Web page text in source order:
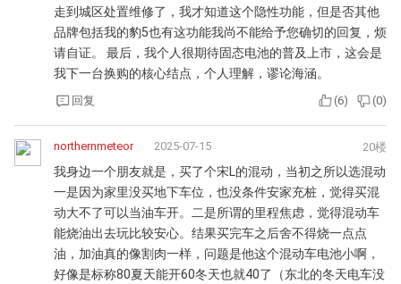
走到城区处置维修了，我才知道这个隐性功能，但是否其他
品牌包括我的豹5也有这功能我尚不能给予您确切的回复，烦
请自证。 最后，我个人很期待固态电池的普及上市，这会是
我下一台换购的核心结点，个人理解，谬论海涵。
回复 (6) (0)
northernmeteor 2025-07-15 20楼
我身边一个朋友就是，买了个宋L的混动，当初之所以选混动
一是因为家里没买地下车位，也没条件安家充桩，觉得买混
动大不了可以当油车开。二是所谓的里程焦虑，觉得混动车
能烧油出去玩比较安心。结果买完车之后舍不得烧一点点
油，加油真的像割肉一样，问题是他这个混动车电池小啊，
好像是标称80夏天能开60冬天也就40了（东北的冬天电车没